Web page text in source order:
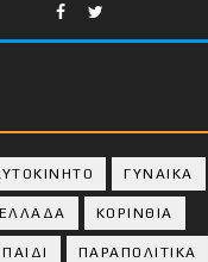
ΓΥΝΑΙΚΑ
ΕΛΛΑΔΑ ΚΟΡΙΝΘΙΑ
ΠΑΙΔΙ ΠΑΡΑΠΟΛΙΤΙΚΑ